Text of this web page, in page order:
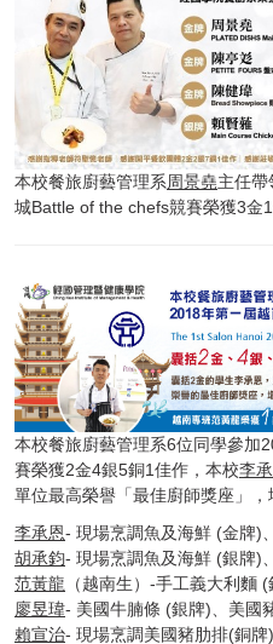
本校餐旅廚藝管理系周景堯主任
城Battle of the chefs競賽榮獲3金
本校餐旅廚藝管理系6位同學參加
賽榮獲2金4銀5銅1佳作，本校李
單位最高榮譽「最佳廚師獎座」，
李承恩- 現場烹調魚及海鮮 (金牌)
胡承鈞- 現場烹調魚及海鮮 (銀牌)
范黃龍 （越南生）-手工義大利麵
廖昱瑋- 美國牛腩條 (銀牌)、美國
賴宣治- 現場烹調美國豬肋排(銅